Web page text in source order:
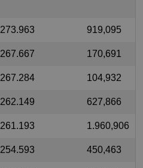
273.963 919,095
267.667 170,691
267.284 104,932
262.149 627,866
261.193 1.960,906
254.593 450,463